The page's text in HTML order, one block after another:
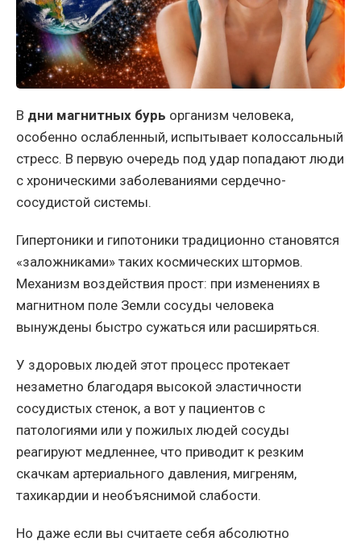
В дни магнитных бурь организм человека,
особенно ослабленный, испытывает колоссальный
стресс. В первую очередь под удар попадают люди
с хроническими заболеваниями сердечно-
сосудистой системы.
Гипертоники и гипотоники традиционно становятся
«заложниками» таких космических штормов.
Механизм воздействия прост: при изменениях в
магнитном поле Земли сосуды человека
вынуждены быстро сужаться или расширяться.
У здоровых людей этот процесс протекает
незаметно благодаря высокой эластичности
сосудистых стенок, а вот у пациентов с
патологиями или у пожилых людей сосуды
реагируют медленнее, что приводит к резким
скачкам артериального давления, мигреням,
тахикардии и необъяснимой слабости.
Но даже если вы считаете себя абсолютно